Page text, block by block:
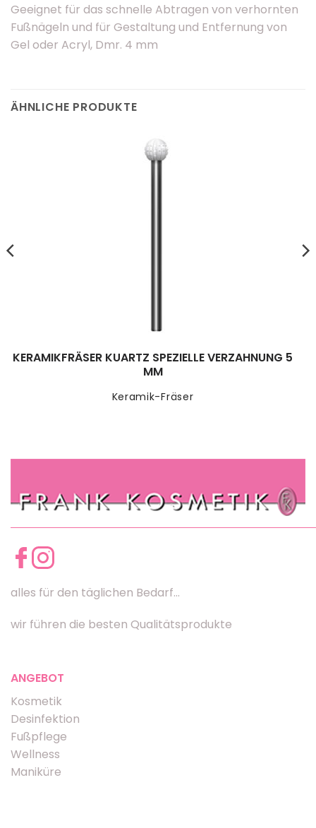
Geeignet für das schnelle Abtragen von verhornten
Fußnägeln und für Gestaltung und Entfernung von
Gel oder Acryl, Dmr. 4 mm
ÄHNLICHE PRODUKTE
Keramik-Fräser
KERAMIKFRÄSER KUARTZ SPEZIELLE VERZAHNUNG 5
MM
alles für den täglichen Bedarf...
wir führen die besten Qualitätsprodukte
ANGEBOT
Kosmetik
Desinfektion
Fußpflege
Wellness
Maniküre